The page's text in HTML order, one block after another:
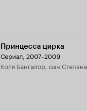
Принцесса цирка
Сериал, 2007–2009
Коля Бангалор, сын Степана